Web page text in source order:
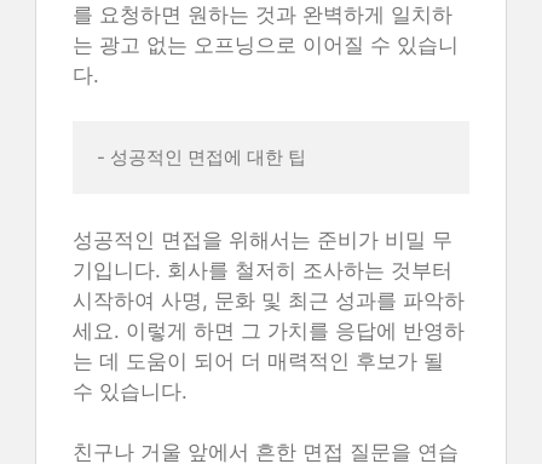
를 요청하면 원하는 것과 완벽하게 일치하
는 광고 없는 오프닝으로 이어질 수 있습니
다.
- 성공적인 면접에 대한 팁
성공적인 면접을 위해서는 준비가 비밀 무
기입니다. 회사를 철저히 조사하는 것부터
시작하여 사명, 문화 및 최근 성과를 파악하
세요. 이렇게 하면 그 가치를 응답에 반영하
는 데 도움이 되어 더 매력적인 후보가 될
수 있습니다.
친구나 거울 앞에서 흔한 면접 질문을 연습